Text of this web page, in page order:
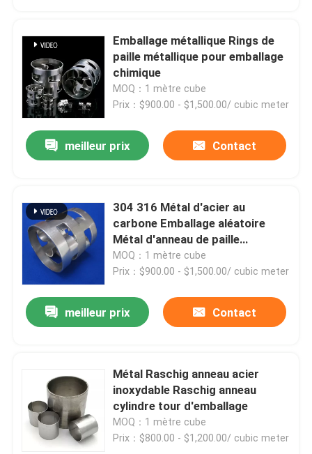
Emballage métallique Rings de
paille métallique pour emballage
chimique
MOQ：1 mètre cube
Prix：$900.00 - $1,500.00/ cubic meter
meilleur prix Contact
304 316 Métal d'acier au
carbone Emballage aléatoire
Métal d'anneau de paille
Emballage 25 mm 38 mm 50 mm
76 mm
MOQ：1 mètre cube
Prix：$900.00 - $1,500.00/ cubic meter
meilleur prix Contact
Métal Raschig anneau acier
inoxydable Raschig anneau
cylindre tour d'emballage
MOQ：1 mètre cube
Prix：$800.00 - $1,200.00/ cubic meter